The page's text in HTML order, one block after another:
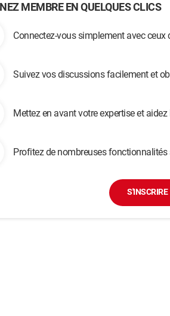
MEMBRE EN QUELQUES CLICS
Connectez-vous simplement avec
Suivez vos discussions facilement et
Mettez en avant votre expertise et
Profitez de nombreuses
S'INSCRIRE